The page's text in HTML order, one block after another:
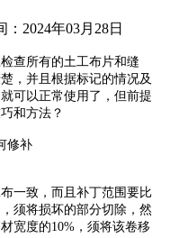
：2024年03月28日
查所有的土工布片和缝
，并且根据标记的情况及
可以正常使用了，但前提
和方法？
一致，而且补丁范围要比
须将损坏的部分切除，然
宽度的10%，须将该卷移